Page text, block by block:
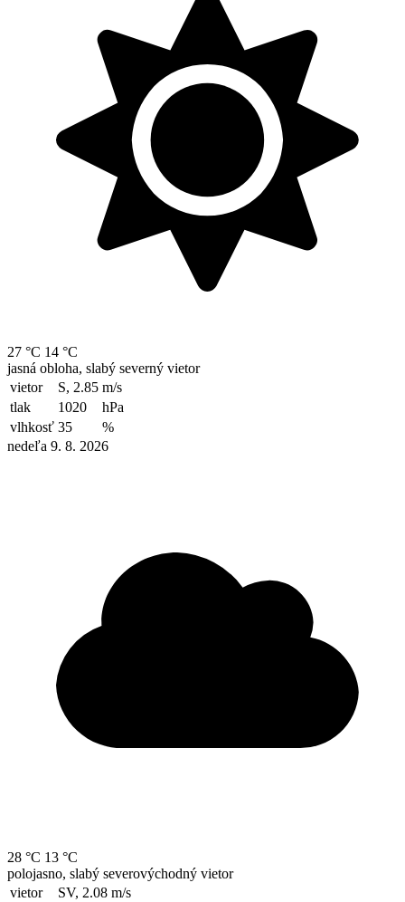
27 °C 14 °C
jasná obloha, slabý severný vietor
vietor
S, 2.85 m/s
tlak
1020
hPa
vlhkosť 35
%
nedeľa 9. 8. 2026
28 °C 13 °C
polojasno, slabý severovýchodný vietor
vietor
SV, 2.08 m/s